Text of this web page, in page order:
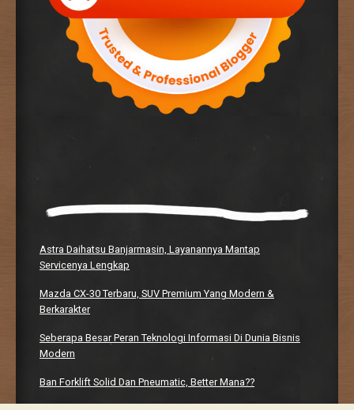
Astra Daihatsu Banjarmasin, Layanannya Mantap
Servicenya Lengkap
Mazda CX-30 Terbaru, SUV Premium Yang Modern &
Berkarakter
Seberapa Besar Peran Teknologi Informasi Di Dunia Bisnis
Modern
Ban Forklift Solid Dan Pneumatic, Better Mana??